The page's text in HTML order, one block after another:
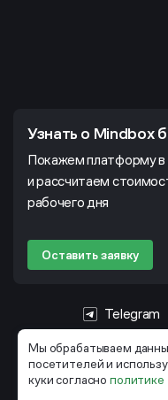
Мы обрабатываем
посетителей и
куки согласнополитике
Узнать о Mindbox
Покажем платформу в
и рассчитаем
рабочего дня
Оставить заявку
Telegram